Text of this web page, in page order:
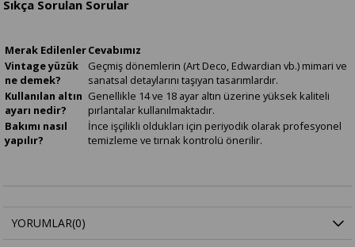
Sıkça Sorulan Sorular
Merak EdilenlerCevabımız
Vintage yüzük
ne demek?
Geçmiş dönemlerin (Art Deco, Edwardian vb.) mimari ve
sanatsal detaylarını taşıyan tasarımlardır.
Kullanılan altın
ayarı nedir?
Genellikle 14 ve 18 ayar altın üzerine yüksek kaliteli
pırlantalar kullanılmaktadır.
Bakımı nasıl
yapılır?
İnce işçilikli oldukları için periyodik olarak profesyonel
temizleme ve tırnak kontrolü önerilir.
YORUMLAR(0)